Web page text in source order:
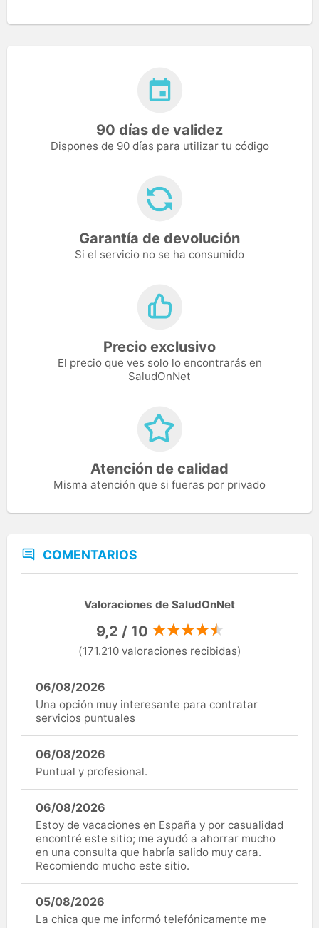
90 días de validez
Dispones de 90 días para utilizar tu código
Garantía de devolución
Si el servicio no se ha consumido
Precio exclusivo
El precio que ves solo lo encontrarás en
SaludOnNet
Atención de calidad
Misma atención que si fueras por privado
COMENTARIOS
Valoraciones de SaludOnNet
9,2 / 10
(171.210 valoraciones recibidas)
06/08/2026
Una opción muy interesante para contratar
servicios puntuales
06/08/2026
Puntual y profesional.
06/08/2026
Estoy de vacaciones en España y por casualidad
encontré este sitio; me ayudó a ahorrar mucho
en una consulta que habría salido muy cara.
Recomiendo mucho este sitio.
05/08/2026
La chica que me informó telefónicamente me